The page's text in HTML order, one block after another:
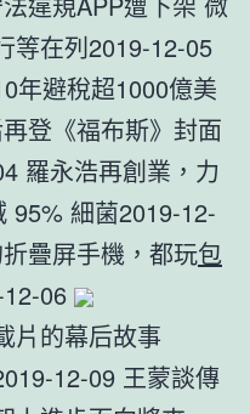
等在列2019-12-05
年避稅超1000億美
登《福布斯》封面
羅永浩再創業，力
95% 細菌2019-12-
疊屏手機，都玩包
06
片的幕后故事
12-09 王蒙談傳